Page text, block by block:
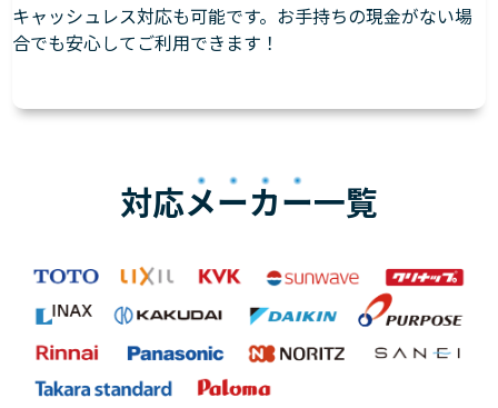
キャッシュレス対応も可能です。お手持ちの現金がない場
合でも安心してご利用できます！
対応メーカー一覧